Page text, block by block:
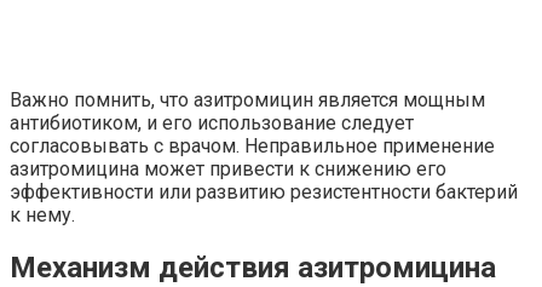
Важно помнить, что азитромицин является мощным
антибиотиком, и его использование следует
согласовывать с врачом. Неправильное применение
азитромицина может привести к снижению его
эффективности или развитию резистентности бактерий
к нему.
Механизм действия азитромицина